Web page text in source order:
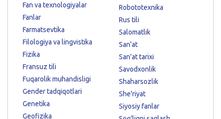
Fan va texnologiyalar
Fanlar
Farmatsevtika
Filologiya va lingvistika
Fizika
Fransuz tili
Fuqarolik muhandisligi
Gender tadqiqotlari
Genetika
Geofizika
Robototexnika
Rus tili
Salomatlik
San'at
San'at tarixi
Savodxonlik
Shaharsozlik
She'riyat
Siyosiy fanlar